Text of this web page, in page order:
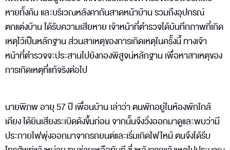
หายทั้งคัน และบริเวณหลังคากันสาดหน้าบ้าน รวมถึงอุปกรณ์
ตกแต่งบ้าน ได้รับความเสียหาย เจ้าหน้าที่ตำรวจได้บันทึกภาพที่เกิด
เหตุไว้เป็นหลักฐาน ส่วนสาเหตุของการเกิดเหตุในครั้งนี้ ทางเจ้า
หน้าที่ตำรวจจะประสานไปยังกองพิสูจน์หลักฐาน เพื่อหาสาเหตุของ
การเกิดเหตุที่แท้จริงต่อไป
นายพิภพ อายุ 57 ปี เพื่อนบ้าน เล่าว่า ตนพักอยู่ในห้องพักใกล้
เคียง ได้ยินเสียงระเบิดดังขึ้นก่อน จากนั้นจึงวิ่งออกมาดูและพบว่ามี
ประกายไฟพุ่งออกมาจากรถยนต์และเริ่มเกิดไฟไหม้ ตนจึงได้รีบ